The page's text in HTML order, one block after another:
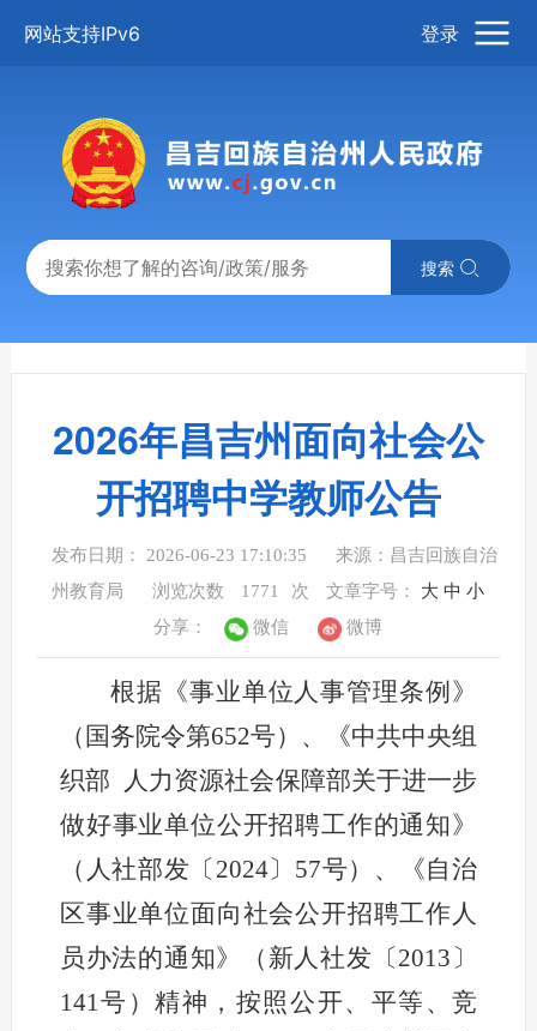
网站支持IPv6 登录
搜索
2026年昌吉州面向社会公
开招聘中学教师公告
发布日期： 2026-06-23 17:10:35
来源：昌吉回族自治
州教育局
浏览次数 1771 次 文章字号： 大 中 小
分享：
微信 微博
根据《事业单位人事管理条例》
（国务院令第652号）、《中共中央组
织部 人力资源社会保障部关于进一步
做好事业单位公开招聘工作的通知》
（人社部发〔2024〕57号）、《自治
区事业单位面向社会公开招聘工作人
员办法的通知》（新人社发〔2013〕
141号）精神，按照公开、平等、竞